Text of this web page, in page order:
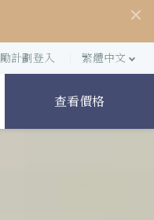
計劃登入 繁體中文
查看價格